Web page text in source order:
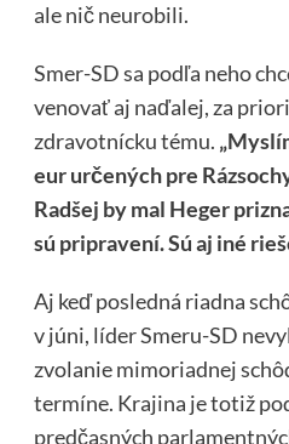
ale nič neurobili.
Smer-SD sa podľa neho
venovať aj naďalej, za
zdravotnícku tému.
eur určených pre
Radšej by mal Heger
sú pripravení. Sú aj iné
Aj keď posledná riadna
v júni, líder Smeru-SD
zvolanie mimoriadnej
termíne. Krajina je totiž
predčasných